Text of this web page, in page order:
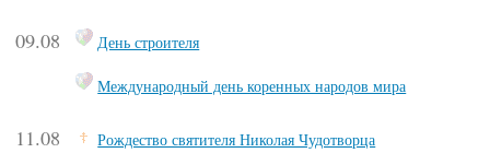
09.08 День строителя
Международный день коренных народов мира
11.08 Рождество святителя Николая Чудотворца